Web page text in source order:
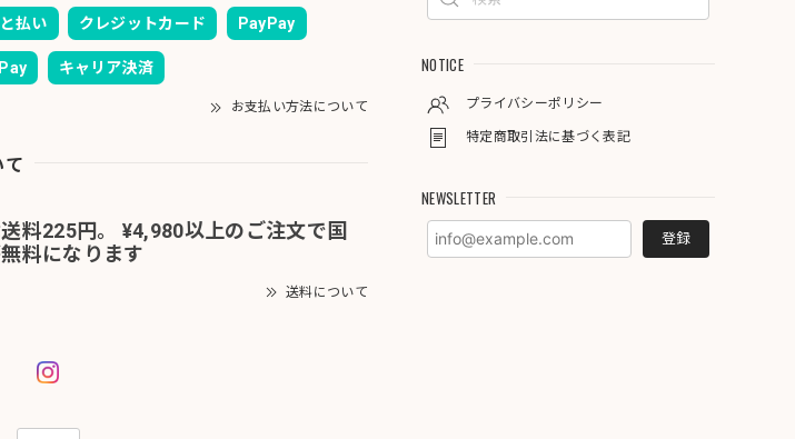
払い クレジットカード PayPay
キャリア決済
お支払い方法について
料225円。 ¥4,980以上のご注文で国
料になります
送料について
NOTICE
プライバシーポリシー
特定商取引法に基づく表記
NEWSLETTER
登録